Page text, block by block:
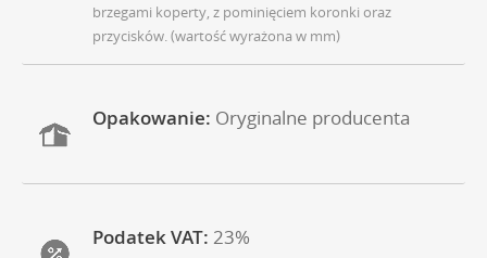
brzegami koperty, z pominięciem koronki oraz
przycisków. (wartość wyrażona w mm)
Opakowanie: Oryginalne producenta
Podatek VAT: 23%